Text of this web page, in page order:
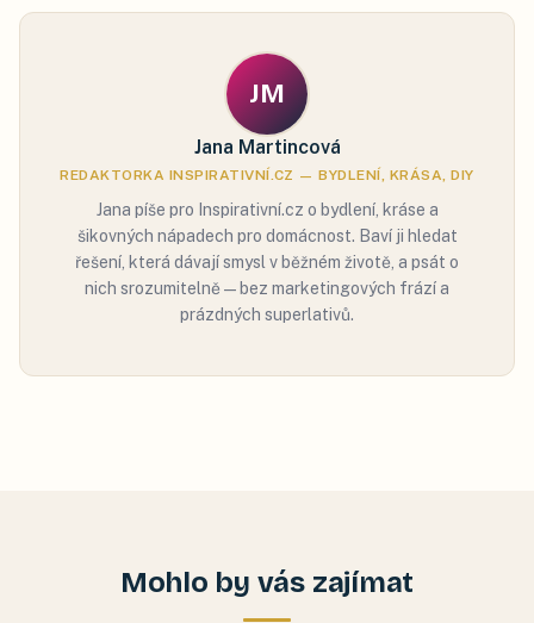
JM
Jana Martincová
REDAKTORKA INSPIRATIVNÍ.CZ — BYDLENÍ, KRÁSA, DIY
Jana píše pro Inspirativní.cz o bydlení, kráse a
šikovných nápadech pro domácnost. Baví ji hledat
řešení, která dávají smysl v běžném životě, a psát o
nich srozumitelně — bez marketingových frází a
prázdných superlativů.
Mohlo by vás zajímat